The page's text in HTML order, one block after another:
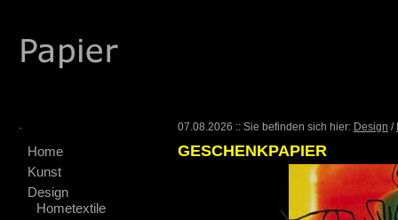
Home
Kunst
Design
Hometextile
07.08.2026 :: Sie befinden sich hier: Design /
GESCHENKPAPIER